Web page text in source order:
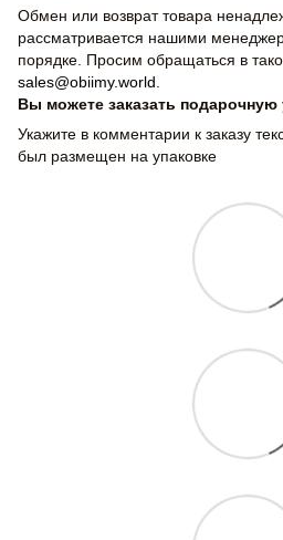
Обмен или возврат товара
рассматривается нашими
порядке. Просим обращаться в
sales@obiimy.world
Вы можете заказать подарочную
Укажите в комментарии к заказу
был размещен на упаковке